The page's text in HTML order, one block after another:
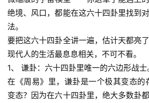
绝境、风口，都能在这六十四卦里找到
法。
要把这六十四卦全讲一遍，估计天都亮
现代人的生活最息息相关，不可不看。
1、 谦卦：六十四卦里唯一的六边形战士
在《周易》里，谦卦是一个极其变态的
变态？因为在六十四卦里，绝大多数卦